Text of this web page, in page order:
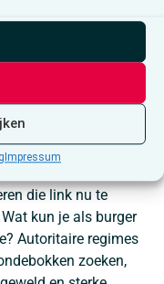
Impressum
nooit in één klap.
en de
leggen. Er was
die link nu te
kun je als burger
Autoritaire regimes
zoeken,